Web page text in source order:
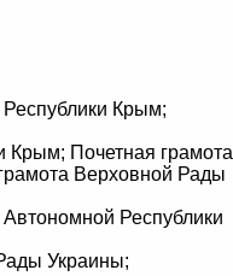
Крым;
Крым; Почетная грамота
Верховной Рады
Республики
Украины;